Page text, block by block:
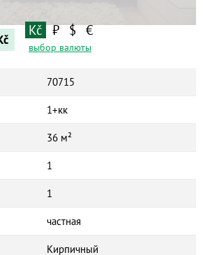
Kč ₽ $ €
выбор валюты
70715
1+кк
36 м²
1
1
частная
Кирпичный